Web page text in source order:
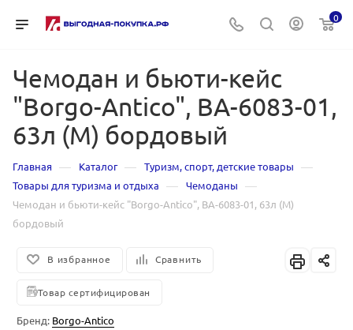
0
Чемодан и бьюти-кейс
"Borgo-Antico", BA-6083-01,
63л (M) бордовый
Главная — Каталог — Туризм, спорт, детские товары —
Товары для туризма и отдыха — Чемоданы —
Чемодан и бьюти-кейс "Borgo-Antico", BA-6083-01, 63л (M)
бордовый
В избранное Сравнить
Товар сертифицирован
Бренд: Borgo-Antico